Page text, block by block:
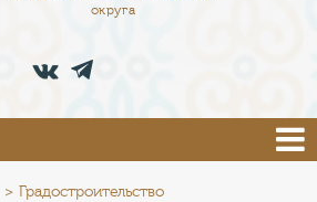
округа
Градостроительство